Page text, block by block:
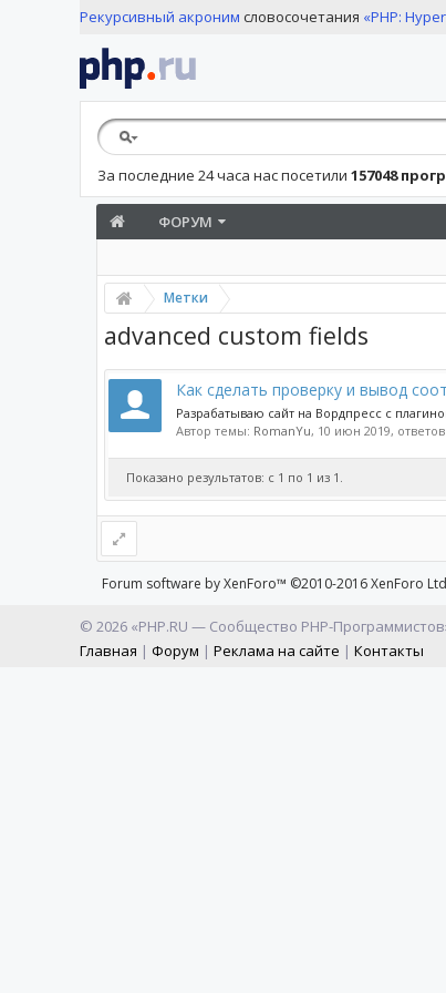
Рекурсивный акроним словосочетания «PHP:
За последние 24 часа нас посетили 157048
ФОРУМ
Метки
advanced custom fields
Как сделать проверку и вывод
Разрабатываю сайт на Вордпресс с
Автор темы: RomanYu, 10 июн 2019,
Показано результатов: с 1 по 1 из 1.
Forum software by XenForo™ ©2010-2016 XenForo
© 2026 «PHP.RU — Сообщество PHP-
Главная | Форум | Реклама на сайте | Контакты